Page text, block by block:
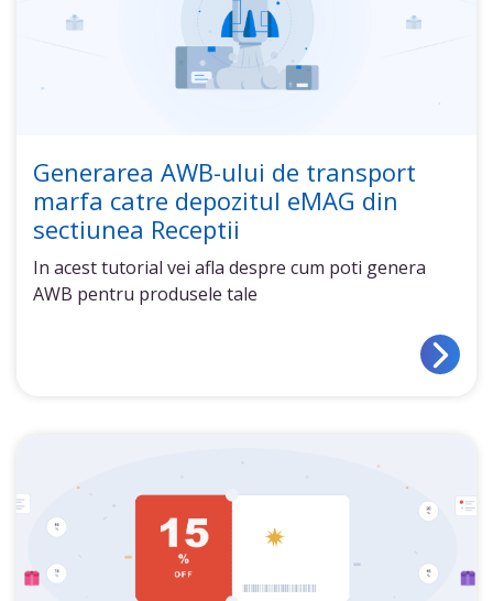
Generarea AWB-ului de transport
marfa catre depozitul eMAG din
sectiunea Receptii
In acest tutorial vei afla despre cum poti genera
AWB pentru produsele tale